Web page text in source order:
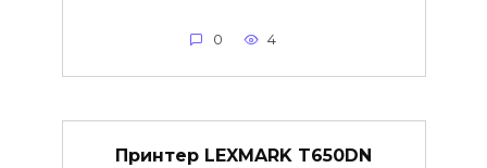
0 4
Принтер LEXMARK T650DN